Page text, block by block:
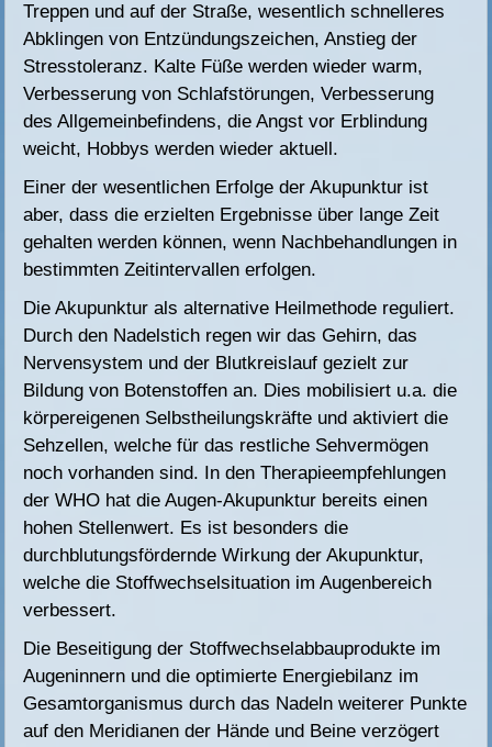
Treppen und auf der Straße, wesentlich schnelleres
Abklingen von Entzündungszeichen, Anstieg der
Stresstoleranz. Kalte Füße werden wieder warm,
Verbesserung von Schlafstörungen, Verbesserung
des Allgemeinbefindens, die Angst vor Erblindung
weicht, Hobbys werden wieder aktuell.
Einer der wesentlichen Erfolge der Akupunktur ist
aber, dass die erzielten Ergebnisse über lange Zeit
gehalten werden können, wenn Nachbehandlungen in
bestimmten Zeitintervallen erfolgen.
Die Akupunktur als alternative Heilmethode reguliert.
Durch den Nadelstich regen wir das Gehirn, das
Nervensystem und der Blutkreislauf gezielt zur
Bildung von Botenstoffen an. Dies mobilisiert u.a. die
körpereigenen Selbstheilungskräfte und aktiviert die
Sehzellen, welche für das restliche Sehvermögen
noch vorhanden sind. In den Therapieempfehlungen
der WHO hat die Augen-Akupunktur bereits einen
hohen Stellenwert. Es ist besonders die
durchblutungsfördernde Wirkung der Akupunktur,
welche die Stoffwechselsituation im Augenbereich
verbessert.
Die Beseitigung der Stoffwechselabbauprodukte im
Augeninnern und die optimierte Energiebilanz im
Gesamtorganismus durch das Nadeln weiterer Punkte
auf den Meridianen der Hände und Beine verzögert